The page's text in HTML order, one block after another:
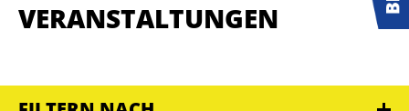
VERANSTALTUNGEN